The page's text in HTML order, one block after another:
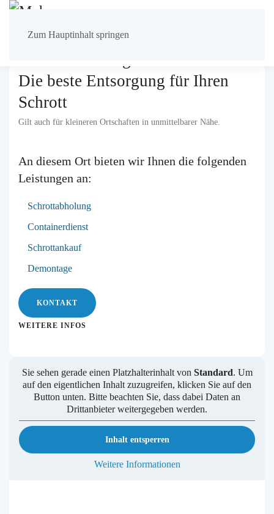
Zum Hauptinhalt springen
Die beste Entsorgung für Ihren
Schrott
Gilt auch für kleineren Ortschaften in unmittelbarer Nähe.
An diesem Ort bieten wir Ihnen die folgenden
Leistungen an:
Schrottabholung
Containerdienst
Schrottankauf
Demontage
KONTAKT
WEITERE INFOS
Sie sehen gerade einen Platzhalterinhalt von Standard. Um
auf den eigentlichen Inhalt zuzugreifen, klicken Sie auf den
Button unten. Bitte beachten Sie, dass dabei Daten an
Drittanbieter weitergegeben werden.
Inhalt entsperren
Weitere Informationen